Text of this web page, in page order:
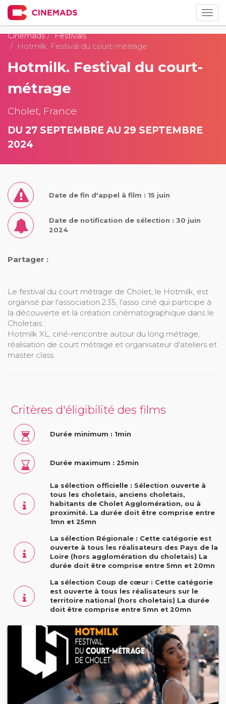
Cinemads
Festivals
Hotmilk. Festival du court-métrage
Hotmilk. Festival du court-
métrage
Cholet, France
DU 27 SEPTEMBRE AU 29 SEPTEMBRE
2024
Date de fin d'appel à film : 15 juin
Date de notification de sélection : 30 juin
2024
Partager :
Le festival du court métrage de Cholet, le Hotmilk, est
organisé par l'association 2:35, l'asso ciné qui participe à
la découverte et la création cinématographique dans le
Choletais :
Hotmilk XL, ciné-rencontre autour du long métrage,
réalisation de court métrage et organisateur d'ateliers et
master class.
Critères d'éligibilité des films
Durée minimum : 1min
Durée maximum : 25min
La sélection officielle : Sélection ouverte à
tous les choletais, anciens choletais,
habitants de Cholet Agglomération, ou à
proximité. La durée doit être comprise entre
1mn et 25mn
La sélection Régionale : Cette catégorie est
ouverte à tous les réalisateurs des Pays de la
Loire (hors agglomération du choletais) La
durée doit être comprise entre 5mn et 20mn
La sélection Coup de cœur : Cette catégorie
est ouverte à tous les réalisateurs sur le
territoire national (hors choletais) La durée
doit être comprise entre 5mn et 20mn